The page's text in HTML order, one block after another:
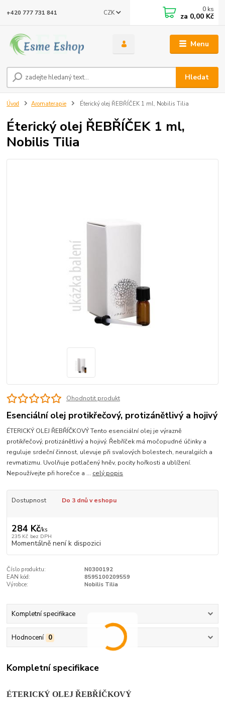
Menu
CZK
Hledat
+420 777 731 841 0 ks
za 0,00 Kč
Úvod Aromaterapie Éterický olej ŘEBŘÍČEK 1 ml, Nobilis Tilia
Éterický olej ŘEBŘÍČEK 1 ml,
Nobilis Tilia
Ohodnotit produkt
Esenciální olej protikřečový, protizánětlivý a hojivý
ÉTERICKÝ OLEJ ŘEBŘÍČKOVÝ Tento esenciální olej je výrazně
protikřečový, protizánětlivý a hojivý. Řebříček má močopudné účinky a
reguluje srdeční činnost, ulevuje při svalových bolestech, neuralgiích a
revmatizmu. Uvolňuje potlačený hněv, pocity hořkosti a ublížení.
Nepoužívejte při horečce a ... celý popis
Dostupnost Do 3 dnů v eshopu
284 Kč/ks
235 Kč bez DPH
Momentálně není k dispozici
Číslo produktu:
N0300192
EAN kód:
8595100209559
Výrobce:
Nobilis Tilia
Kompletní specifikace
Hodnocení 0
Kompletní specifikace
ÉTERICKÝ OLEJ ŘEBŘÍČKOVÝ